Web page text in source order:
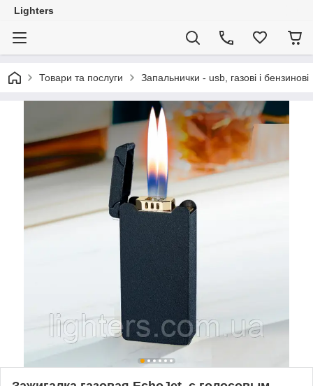
Lighters
Товари та послуги Запальнички - usb, газові і бензинові